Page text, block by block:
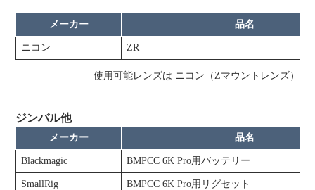
メーカー 品名
ニコン ZR
使用可能レンズは ニコン（Zマウントレンズ）
ジンバル他
メーカー 品名
Blackmagic BMPCC 6K Pro用バッテリー
SmallRig BMPCC 6K Pro用リグセット